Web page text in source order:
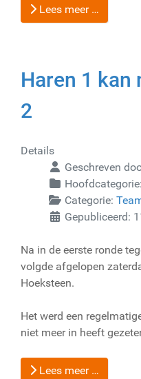
Lees meer …
Haren 1 kan
2
Details
Geschreven
Hoofdcategorie:
Categorie:
Gepubliceerd:
Na in de eerste ronde
volgde afgelopen
Hoeksteen.
Het werd een
niet meer in heeft
Lees meer …